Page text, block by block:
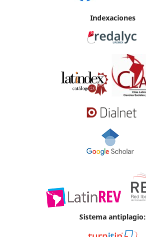
Indexaciones
Sistema antiplagio: